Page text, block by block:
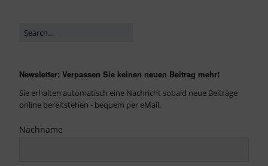
Newsletter: Verpassen Sie keinen neuen Beitrag mehr!
Sie erhalten automatisch eine Nachricht sobald neue Beiträge
online bereitstehen - bequem per eMail.
Nachname